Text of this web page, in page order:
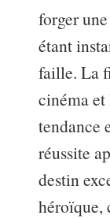
forger
étant
faille. La
cinéma
tendance
réussite
destin
héroïque,